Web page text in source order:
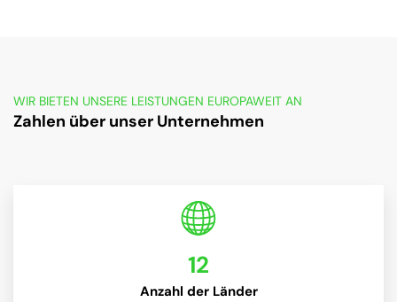
WIR BIETEN UNSERE LEISTUNGEN EUROPAWEIT AN
Zahlen über unser Unternehmen
12
Anzahl der Länder